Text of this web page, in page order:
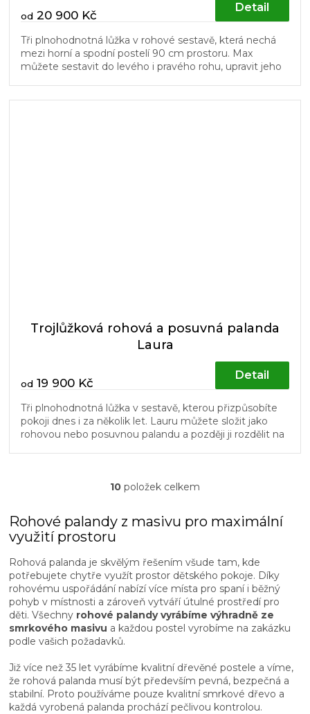
od 20 900 Kč
Detail
Tři plnohodnotná lůžka v rohové sestavě, která nechá
mezi horní a spodní postelí 90 cm prostoru. Max
můžete sestavit do levého i pravého rohu, upravit jeho
Trojlůžková rohová a posuvná palanda
Laura
od 19 900 Kč
Detail
Tři plnohodnotná lůžka v sestavě, kterou přizpůsobíte
pokoji dnes i za několik let. Lauru můžete složit jako
rohovou nebo posuvnou palandu a později ji rozdělit na
O
l
a
c
í
p
r
v
k
v
ý
p
i
10 položek celkem
Rohové palandy z masivu pro maximální
využití prostoru
Rohová palanda je skvělým řešením všude tam, kde
potřebujete chytře využít prostor dětského pokoje. Díky
rohovému uspořádání nabízí více místa pro spaní i běžný
pohyb v místnosti a zároveň vytváří útulné prostředí pro
děti. Všechny rohové palandy vyrábíme výhradně ze
smrkového masivu a každou postel vyrobíme na zakázku
podle vašich požadavků.
Již více než 35 let vyrábíme kvalitní dřevěné postele a víme,
že rohová palanda musí být především pevná, bezpečná a
stabilní. Proto používáme pouze kvalitní smrkové dřevo a
každá vyrobená palanda prochází pečlivou kontrolou.